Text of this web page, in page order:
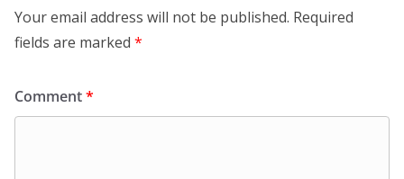
Your email address will not be published. Required
fields are marked *
Comment*